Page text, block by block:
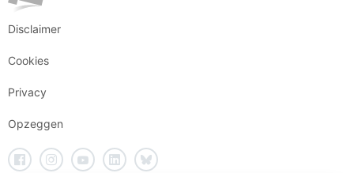
Disclaimer
Cookies
Privacy
Opzeggen